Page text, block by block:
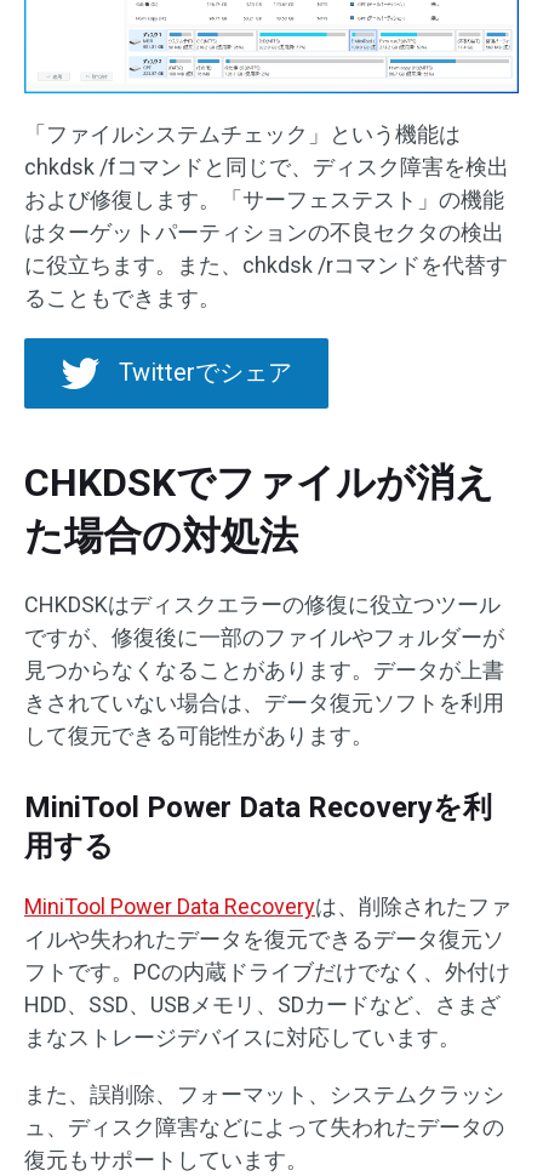
「ファイルシステムチェック」という機能は
chkdsk /fコマンドと同じで、ディスク障害を検出
および修復します。「サーフェステスト」の機能
はターゲットパーティションの不良セクタの検出
に役立ちます。また、chkdsk /rコマンドを代替す
ることもできます。
Twitterでシェア
CHKDSKでファイルが消え
た場合の対処法
CHKDSKはディスクエラーの修復に役立つツール
ですが、修復後に一部のファイルやフォルダーが
見つからなくなることがあります。データが上書
きされていない場合は、データ復元ソフトを利用
して復元できる可能性があります。
MiniTool Power Data Recoveryを利
用する
MiniTool Power Data Recoveryは、削除されたファ
イルや失われたデータを復元できるデータ復元ソ
フトです。PCの内蔵ドライブだけでなく、外付け
HDD、SSD、USBメモリ、SDカードなど、さまざ
まなストレージデバイスに対応しています。
また、誤削除、フォーマット、システムクラッシ
ュ、ディスク障害などによって失われたデータの
復元もサポートしています。